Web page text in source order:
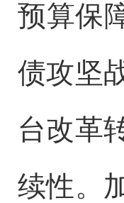
预算保
债攻坚
台改革
续性。